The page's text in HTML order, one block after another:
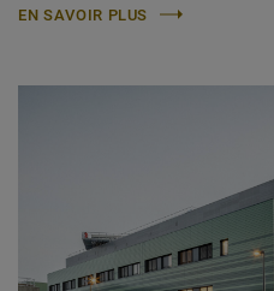
EN SAVOIR PLUS